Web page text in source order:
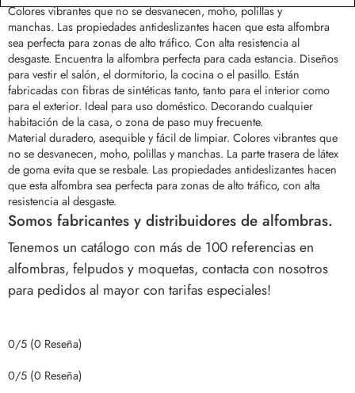
Colores vibrantes que no se desvanecen, moho, polillas y
manchas. Las propiedades antideslizantes hacen que esta alfombra
sea perfecta para zonas de alto tráfico. Con alta resistencia al
desgaste. Encuentra la alfombra perfecta para cada estancia. Diseños
para vestir el salón, el dormitorio, la cocina o el pasillo. Están
fabricadas con fibras de sintéticas tanto, tanto para el interior como
para el exterior. Ideal para uso doméstico. Decorando cualquier
habitación de la casa, o zona de paso muy frecuente.
Material duradero, asequible y fácil de limpiar. Colores vibrantes que
no se desvanecen, moho, polillas y manchas. La parte trasera de látex
de goma evita que se resbale. Las propiedades antideslizantes hacen
que esta alfombra sea perfecta para zonas de alto tráfico, con alta
resistencia al desgaste.
Somos fabricantes y distribuidores de alfombras.
Tenemos un catálogo con más de 100 referencias en
alfombras, felpudos y moquetas, contacta con nosotros
para pedidos al mayor con tarifas especiales!
0/5 (0 Reseña)
0/5 (0 Reseña)